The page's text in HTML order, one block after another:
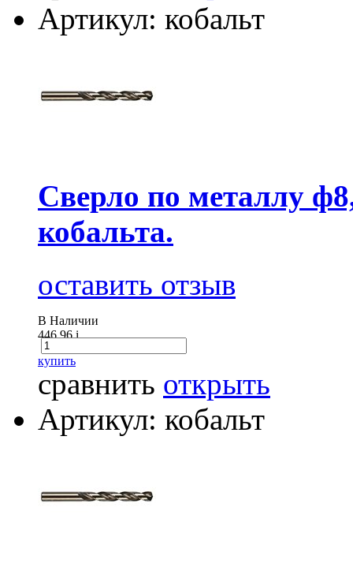
Артикул: кобальт
Сверло по металлу
кобальта.
оставить отзыв
В Наличии
446.96i
купить
сравнить открыть
Артикул: кобальт